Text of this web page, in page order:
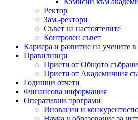
Комисии към
Ректор
Зам.-ректори
Съвет на настоятелите
Контролен съвет
Кариера и развитие на учените
Правилници
Приети от Общото
Приети от Академичния
Годишни отчети
Финансова информация
Оперативни програми
Иновации и
Наука и образование за